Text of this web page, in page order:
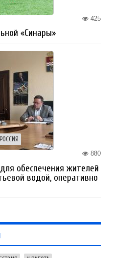
425
«Синары»
880
обеспечения жителей
водой, оперативно